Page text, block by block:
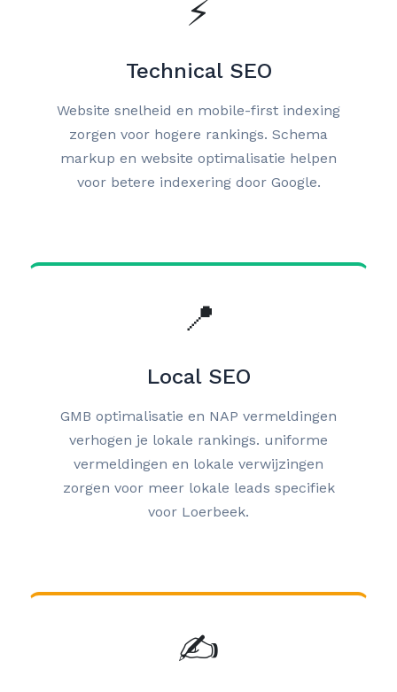
⚡
Technical SEO
Website snelheid en mobile-first indexing
zorgen voor hogere rankings. Schema
markup en website optimalisatie helpen
voor betere indexering door Google.
📍
Local SEO
GMB optimalisatie en NAP vermeldingen
verhogen je lokale rankings. uniforme
vermeldingen en lokale verwijzingen
zorgen voor meer lokale leads specifiek
voor Loerbeek.
✍️